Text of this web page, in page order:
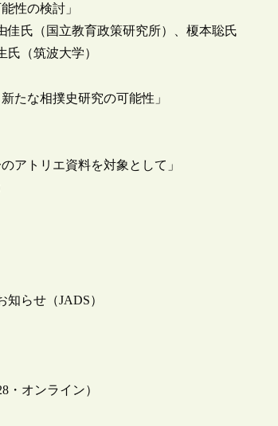
性の検討」
佳氏（国立教育政策研究所）、榎本聡氏
（筑波大学）
たな相撲史研究の可能性」
アトリエ資料を対象として」
らせ（JADS）
・オンライン）